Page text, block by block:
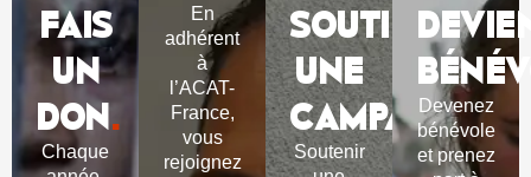
FAIS
UN
DON.
Chaque
En
adhérent
à
l’ACAT-
France,
vous
rejoignez
SOUTIENS
UNE
CAMPAGNE.
Soutenir
Devenez
bénévole
et prenez